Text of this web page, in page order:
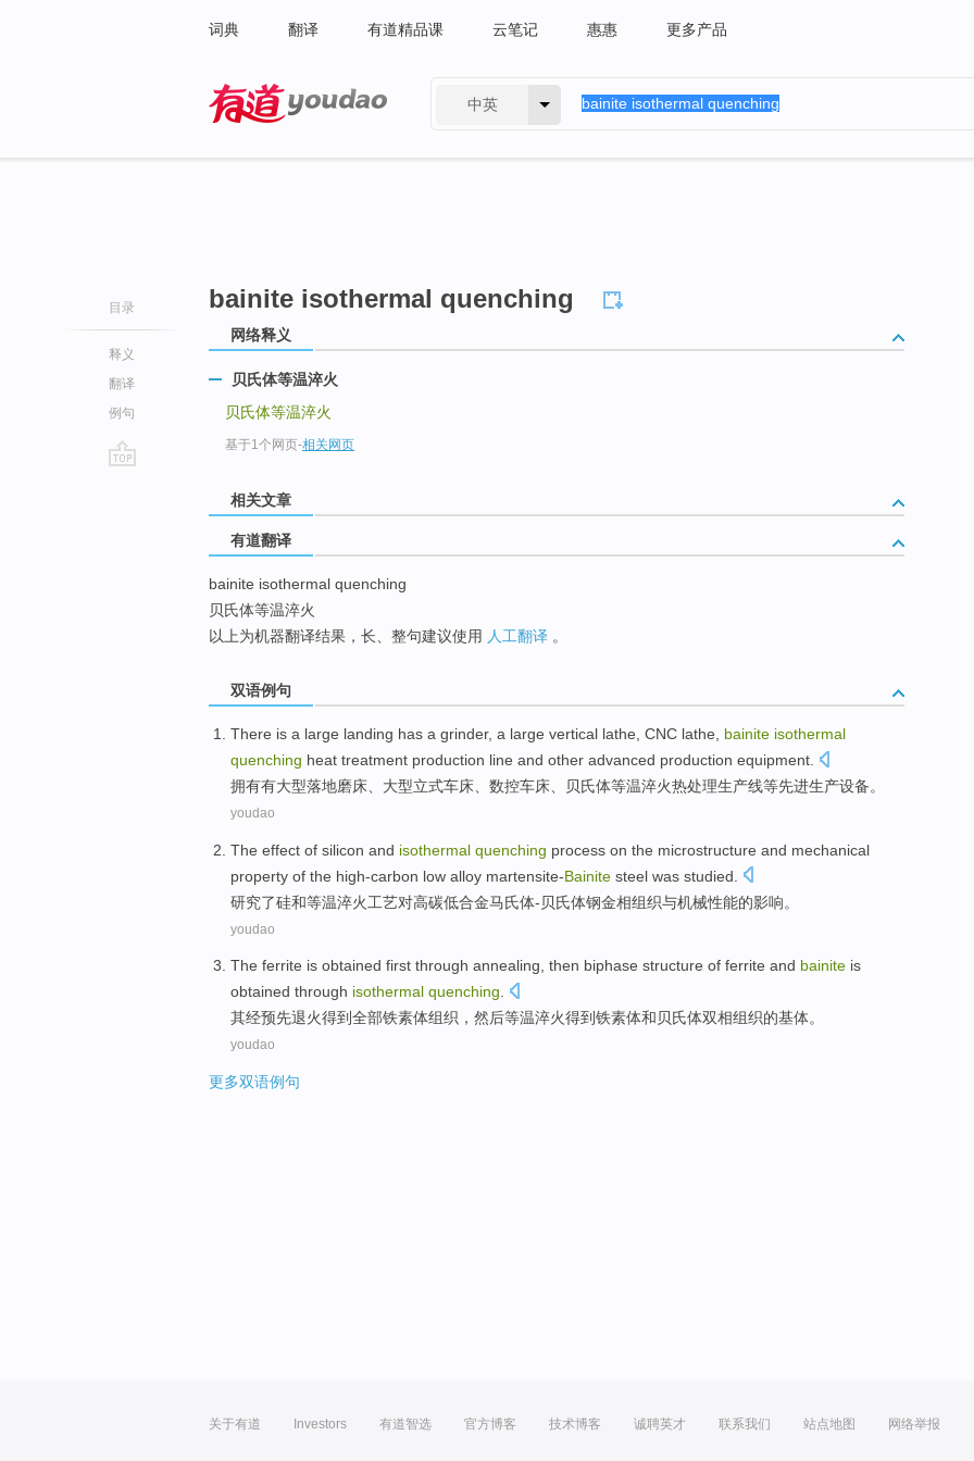
词典 翻译 有道精品课 云笔记 惠惠 更多产品
中英
目录
释义
翻译
例句
bainite isothermal quenching
网络释义
贝氏体等温淬火
贝氏体等温淬火
基于1个网页-相关网页
相关文章
有道翻译
bainite isothermal quenching
贝氏体等温淬火
以上为机器翻译结果，长、整句建议使用 人工翻译 。
双语例句
There is a large landing has a grinder, a large vertical lathe CNC lathe, bainite isothermal
quenching heat treatment production line and other advanced production equipment
拥有有大型落地磨床 、大型立式车床 数控车床、 贝氏体等温淬火热处理生产线等先进生产设备。
youdao
The effect of silicon and isothermal quenching process on the microstructure and mechanical
property of the high-carbon low alloy martensite-Bainite steel was studied
研究了硅和等温淬火工艺对高碳低合金马氏体-贝氏体钢金相组织与机械性能的影响。
youdao
The ferrite is obtained first through annealing, then biphase structure of ferrite and bainite is
obtained through isothermal quenching.
其经预先退火得到全部铁素体组织， 然后等温淬火得到铁素体和贝氏体双相组织的基体。
youdao
更多双语例句
关于有道 Investors 有道智选 官方博客 技术博客 诚聘英才 联系我们 站点地图 网络举报